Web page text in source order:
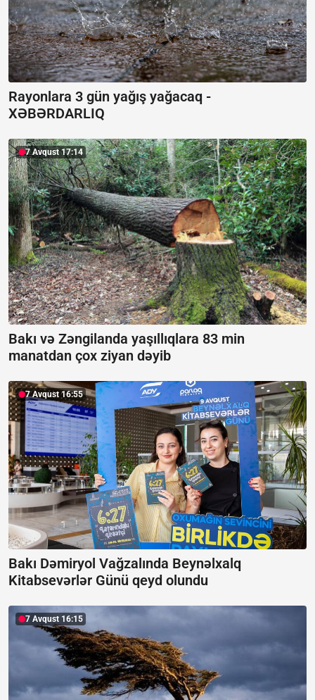
Rayonlara 3 gün yağış yağacaq -
XƏBƏRDARLIQ
7 Avqust 17:14
Bakı və Zəngilanda yaşıllıqlara 83 min
manatdan çox ziyan dəyib
7 Avqust 16:55
Bakı Dəmiryol Vağzalında Beynəlxalq
Kitabsevərlər Günü qeyd olundu
7 Avqust 16:15